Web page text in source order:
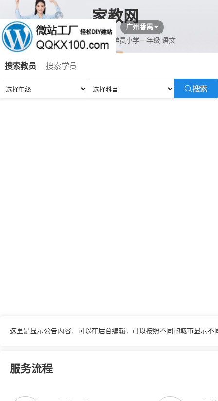
广州番禺
家教网
汪教员预约王学员小学一年级 语文
吉教员预约毕学员初一 化学,数学,地理,语文,英语
闻教员预约程学员小学二年级 历史,地理,化学,政治,数学,语文
凤教员预约姓学员高一 语文
搜索教员 搜索学员
搜索
这里是显示公告内容，可以在后台编辑，可以按照不同的城市显示
服务流程